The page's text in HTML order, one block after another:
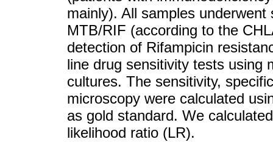
mainly). All samples
MTB/RIF (according to the
detection of Rifampicin
line drug sensitivity tests using
cultures. The sensitivity,
microscopy were calculated
as gold standard. We
likelihood ratio (LR).